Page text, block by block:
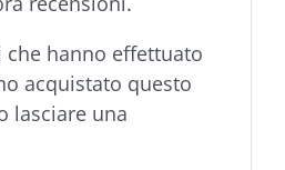
che hanno effettuato
acquistato questo
lasciare una